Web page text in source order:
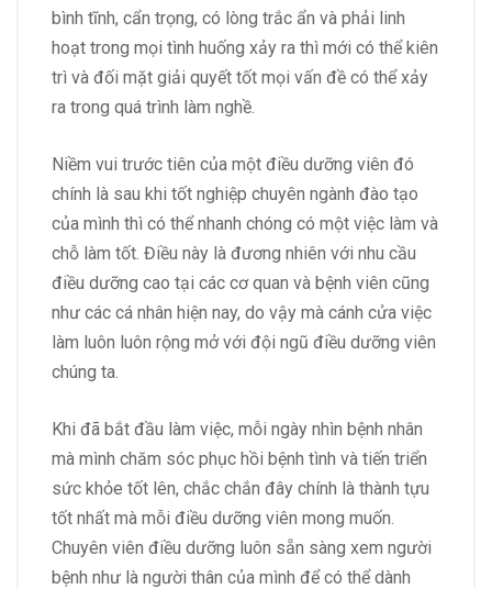
bình tĩnh, cẩn trọng, có lòng trắc ẩn và phải linh
hoạt trong mọi tình huống xảy ra thì mới có thể kiên
trì và đối mặt giải quyết tốt mọi vấn đề có thể xảy
ra trong quá trình làm nghề.
Niềm vui trước tiên của một điều dưỡng viên đó
chính là sau khi tốt nghiệp chuyên ngành đào tạo
của mình thì có thể nhanh chóng có một việc làm và
chỗ làm tốt. Điều này là đương nhiên với nhu cầu
điều dưỡng cao tại các cơ quan và bệnh viên cũng
như các cá nhân hiện nay, do vậy mà cánh cửa việc
làm luôn luôn rộng mở với đội ngũ điều dưỡng viên
chúng ta.
Khi đã bắt đầu làm việc, mỗi ngày nhìn bệnh nhân
mà mình chăm sóc phục hồi bệnh tình và tiến triển
sức khỏe tốt lên, chắc chắn đây chính là thành tựu
tốt nhất mà mỗi điều dưỡng viên mong muốn.
Chuyên viên điều dưỡng luôn sẵn sàng xem người
bệnh như là người thân của mình để có thể dành